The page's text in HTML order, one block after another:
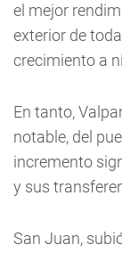
el mejor
exterior de
crecimiento a
En tanto,
notable, del
incremento
y sus
San Juan,